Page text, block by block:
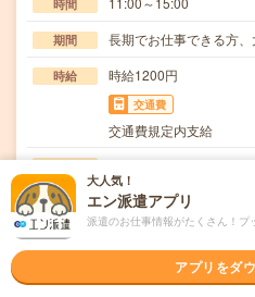
時間
期間 長期でお仕事できる方、
時給 時給1200円
交通費
交通費規定内支給
アイスクリーム製造の
査、箱詰、梱包、洗浄
応募資格
職種未経験OK / ブラン
で気軽にオンライン登
大人気！
エン派遣アプリ
派遣のお仕事情報がたくさん！プ
アプリをダ